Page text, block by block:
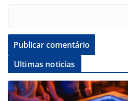
Ultimas noticias